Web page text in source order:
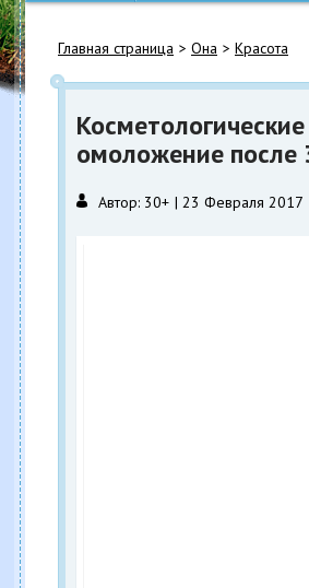
Главная страница Она Красота
омоложение после
Автор: 30+ 23 Февраля 2017